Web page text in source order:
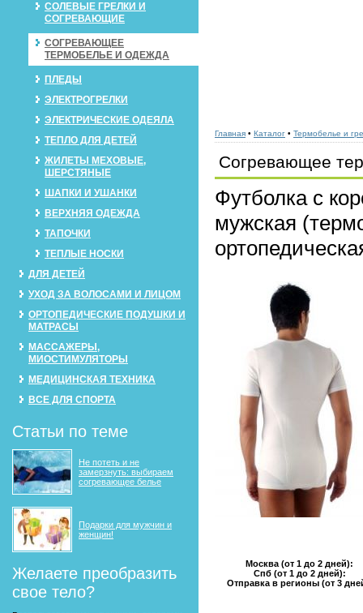
СОЛЕВЫЕ ГРЕЛКИ И
СОГРЕВАЮЩИЕ
СОГРЕВАЮЩЕЕ
ТЕРМОБЕЛЬЕ И ОДЕЖДА
ПЛЕДЫ
ЭЛЕКТРОГРЕЛКИ
ЭЛЕКТРИЧЕСКИЕ ОДЕЯЛА
ТЕПЛО ДЛЯ ДЕТЕЙ
ЖИЛЕТЫ МЕХОВЫЕ,
ШЕРСТЯНЫЕ
ШАПКИ И УШАНКИ
ВЕРХНЯЯ ОДЕЖДА
ТАПОЧКИ
ТЕПЛЫЕ НОСКИ
ДЛЯ ДЕТЕЙ
УХОД ЗА ВОЛОСАМИ И ЛИЦОМ
ОРТОПЕДИЧЕСКИЕ ПОДУШКИ И
МАТРАСЫ
МАССАЖЕРЫ,
МИОСТИМУЛЯТОРЫ
МЕДИЦИНСКАЯ ТЕХНИКА
ВСЕ ДЛЯ СПОРТА
Статьи по теме
Не потеть и не
замерзнуть: выбираем
согревающее белье
Подарки для мужчин и
женщин!
Желаете преобразить
свое тело?
Главная • Каталог • Термобелье и
Согревающее
Футболка с
мужская
Москва (от 1 до 2 дней):
Спб (от 1 до 2 дней):
Отправка в регионы (от 3